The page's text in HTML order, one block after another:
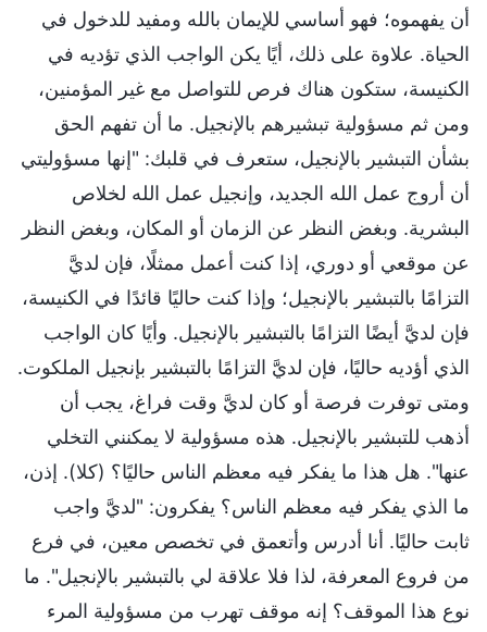
أن يفهموه؛ فهو أساسي للإيمان بالله ومفيد للدخول في
الحياة. علاوة على ذلك، أيًا يكن الواجب الذي تؤديه في
الكنيسة، ستكون هناك فرص للتواصل مع غير المؤمنين،
ومن ثم مسؤولية تبشيرهم بالإنجيل. ما أن تفهم الحق
بشأن التبشير بالإنجيل، ستعرف في قلبك: "إنها مسؤوليتي
أن أروج عمل الله الجديد، وإنجيل عمل الله لخلاص
البشرية. وبغض النظر عن الزمان أو المكان، وبغض النظر
عن موقعي أو دوري، إذا كنت أعمل ممثلًا، فإن لديَّ
التزامًا بالتبشير بالإنجيل؛ وإذا كنت حاليًا قائدًا في الكنيسة،
فإن لديَّ أيضًا التزامًا بالتبشير بالإنجيل. وأيًا كان الواجب
الذي أؤديه حاليًا، فإن لديَّ التزامًا بالتبشير بإنجيل الملكوت.
ومتى توفرت فرصة أو كان لديَّ وقت فراغ، يجب أن
أذهب للتبشير بالإنجيل. هذه مسؤولية لا يمكنني التخلي
عنها". هل هذا ما يفكر فيه معظم الناس حاليًا؟ (كلا). إذن،
ما الذي يفكر فيه معظم الناس؟ يفكرون: "لديَّ واجب
ثابت حاليًا. أنا أدرس وأتعمق في تخصص معين، في فرع
من فروع المعرفة، لذا فلا علاقة لي بالتبشير بالإنجيل". ما
نوع هذا الموقف؟ إنه موقف تهرب من مسؤولية المرء